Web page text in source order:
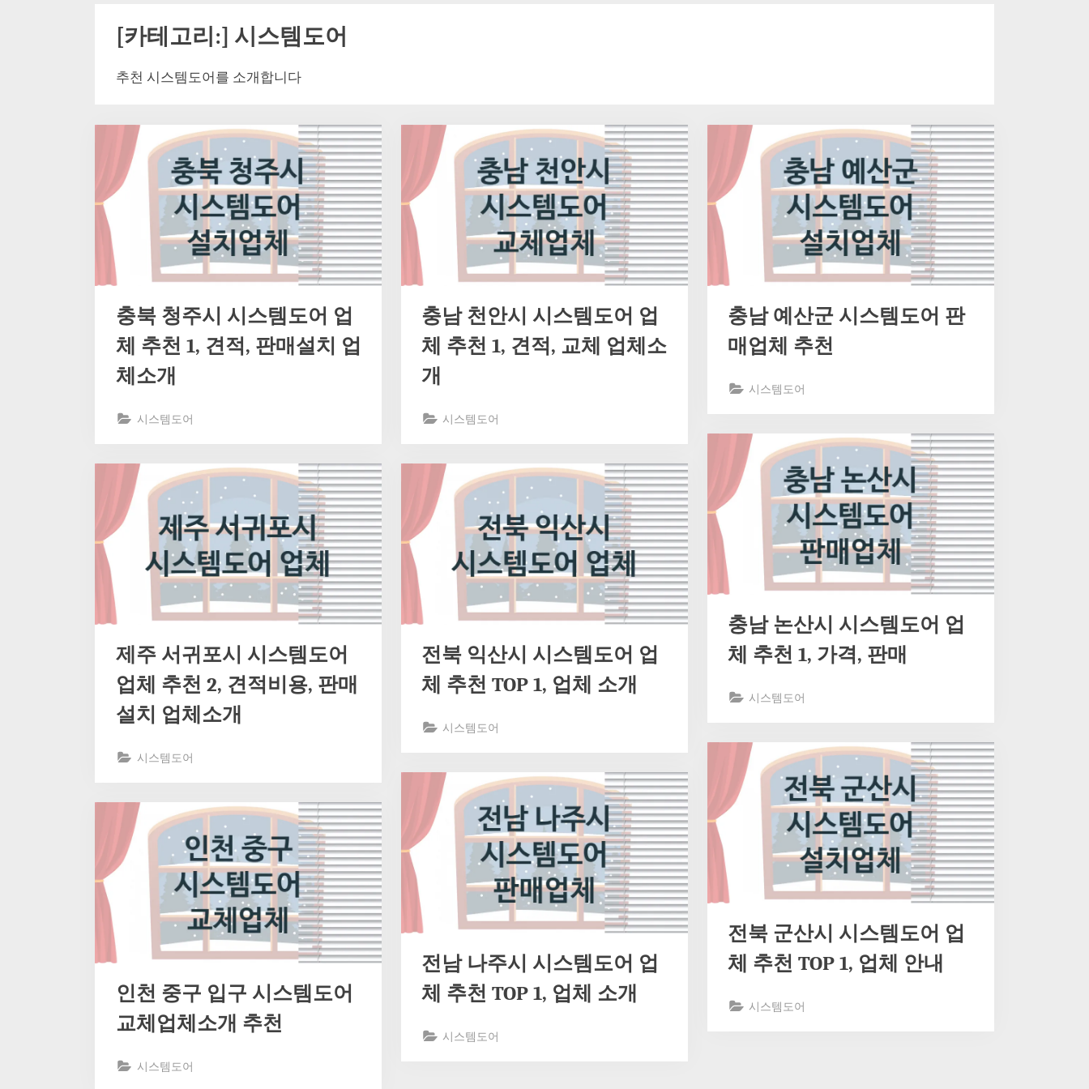
[카테고리:] 시스템도어
추천 시스템도어를 소개합니다
충북 청주시 시스템도어 업
체 추천 1, 견적, 판매설치 업
체소개
시스템도어
충남 천안시 시스템도어 업
체 추천 1, 견적, 교체 업체소
개
시스템도어
충남 예산군 시스템도어 판
매업체 추천
시스템도어
충남 논산시 시스템도어 업
체 추천 1, 가격, 판매
시스템도어
제주 서귀포시 시스템도어
업체 추천 2, 견적비용, 판매
설치 업체소개
시스템도어
전북 익산시 시스템도어 업
체 추천 TOP 1, 업체 소개
시스템도어
전북 군산시 시스템도어 업
체 추천 TOP 1, 업체 안내
시스템도어
전남 나주시 시스템도어 업
체 추천 TOP 1, 업체 소개
시스템도어
인천 중구 입구 시스템도어
교체업체소개 추천
시스템도어